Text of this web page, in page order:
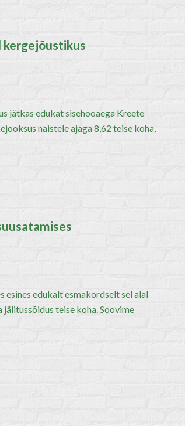
jätkas edukat sisehooaega Kreete
naistele ajaga 8,62 teise koha,
esines edukalt esmakordselt sel alal
teise koha. Soovime